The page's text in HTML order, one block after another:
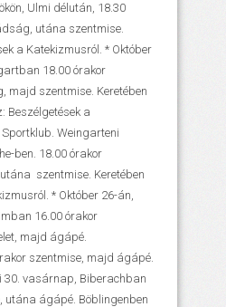
Ulmi délután, 18.30
utána szentmise.
a Katekizmusról. * Október
18.00 órakor
majd szentmise. Keretében
Beszélgetések a
Weingarteni
ben. 18.00 órakor
szentmise. Keretében
* Október 26-án,
16.00 órakor
majd ágápé.
szentmise, majd ágápé.
30. vasárnap, Biberachban
utána ágápé. Böblingenben